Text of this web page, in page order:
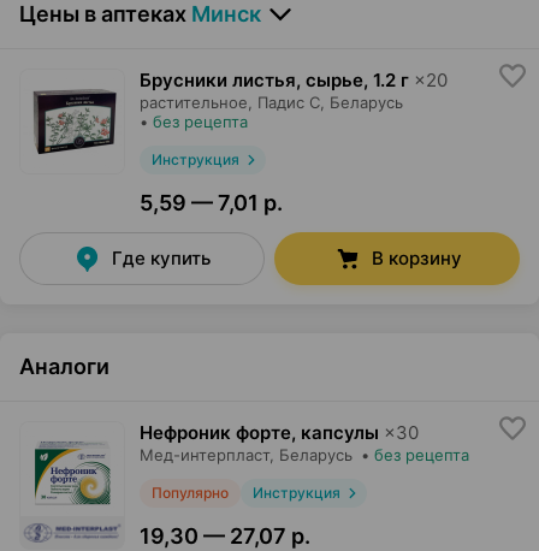
Цены в аптеках Минск
Брусники листья, сырье, 1.2 г ×20
растительное, Падис С, Беларусь
• без рецепта
Инструкция
5,59 — 7,01 р.
Где купить В корзину
Аналоги
Нефроник форте, капсулы ×30
Мед-интерпласт, Беларусь • без рецепта
Популярно Инструкция
19,30 — 27,07 р.